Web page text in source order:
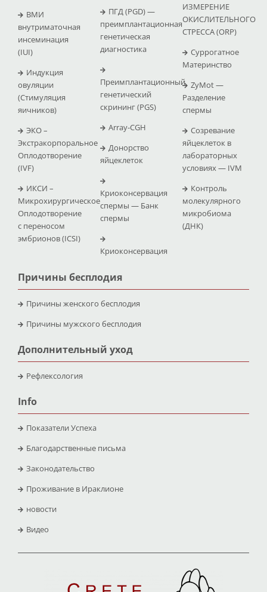
ВМИ
внутриматочная
инсеминация
(IUI)
Индукция
овуляции
(Стимуляция
яичников)
ЭКО –
Экстракорпоральное
Оплодотворение
(IVF)
ИКСИ –
Микрохирургическое
Оплодотворение
с переносом
эмбрионов (ICSI)
ПГД (PGD) —
преимплантационная
генетическая
диагностика
Преимплантационный
генетический
скрининг (PGS)
Array-CGH
Донорство
яйцеклеток
Криоконсервация
спермы — Банк
спермы
Криоконсервация
ИЗМЕРЕНИЕ
ОКИСЛИТЕЛЬНОГО
СТРЕССА (ΟRP)
Суррогатное
Материнство
ZyMot —
Pазделение
спермы
Созревание
яйцеклеток в
лабораторных
условиях — IVM
Контроль
молекулярного
микробиома
(ДНК)
Причины бесплодия
Причины женского бесплодия
Причины мужского бесплодия
Дополнительный уход
Рефлексология
Info
Показатели Успеха
Благодарственные письма
Законодательство
Проживание в Ираклионе
новости
Видео